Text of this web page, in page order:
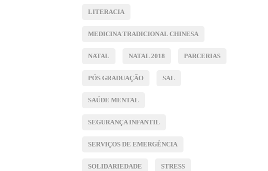
LITERACIA
MEDICINA TRADICIONAL CHINESA
NATAL NATAL 2018 PARCERIAS
PÓS GRADUAÇÃO SAL
SAÚDE MENTAL
SEGURANÇA INFANTIL
SERVIÇOS DE EMERGÊNCIA
SOLIDARIEDADE STRESS